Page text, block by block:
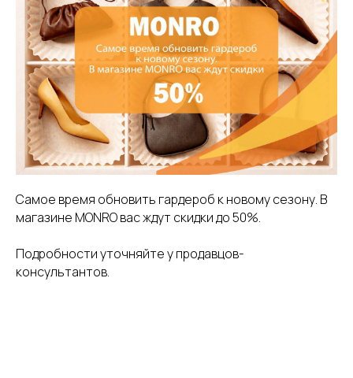
Самое время обновить гардероб к новому сезону. В
магазине MONRO вас ждут скидки до 50%.
Подробности уточняйте у продавцов-
консультантов.